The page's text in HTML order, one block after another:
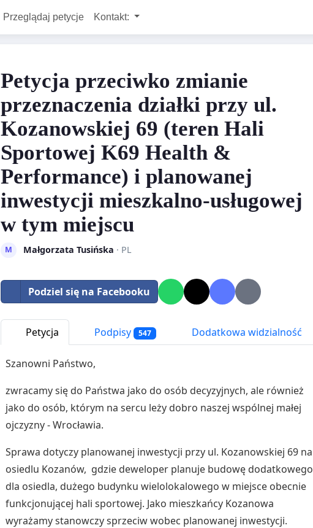
Przeglądaj petycje Kontakt:
Petycja przeciwko zmianie
przeznaczenia działki przy ul.
Kozanowskiej 69 (teren Hali
Sportowej K69 Health &
Performance) i planowanej
inwestycji mieszkalno-usługowej
w tym miejscu
M Małgorzata Tusińska · PL
Podziel się na Facebooku
Petycja Podpisy 547 Dodatkowa widzialność
Szanowni Państwo,
zwracamy się do Państwa jako do osób decyzyjnych, ale również
jako do osób, którym na sercu leży dobro naszej wspólnej małej
ojczyzny - Wrocławia.
Sprawa dotyczy planowanej inwestycji przy ul. Kozanowskiej 69 na
osiedlu Kozanów, gdzie deweloper planuje budowę dodatkowego
dla osiedla, dużego budynku wielolokalowego w miejsce obecnie
funkcjonującej hali sportowej. Jako mieszkańcy Kozanowa
wyrażamy stanowczy sprzeciw wobec planowanej inwestycji.